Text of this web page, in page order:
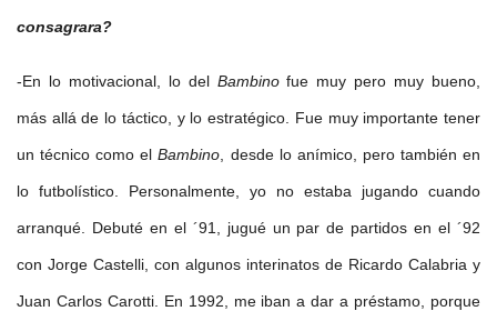
consagrara?
-En lo motivacional, lo del Bambinofue muy pero muy bueno,
más allá de lo táctico, y lo estratégico. Fue muy importante tener
un técnico como elBambino , desde lo anímico, pero también en
lo futbolístico. Personalmente, yo no estaba jugando cuando
arranqué. Debuté en el ´91, jugué un par de partidos en el ´92
con Jorge Castelli, con algunos interinatos de Ricardo Calabria y
Juan Carlos Carotti. En 1992, me iban a dar a préstamo, porque